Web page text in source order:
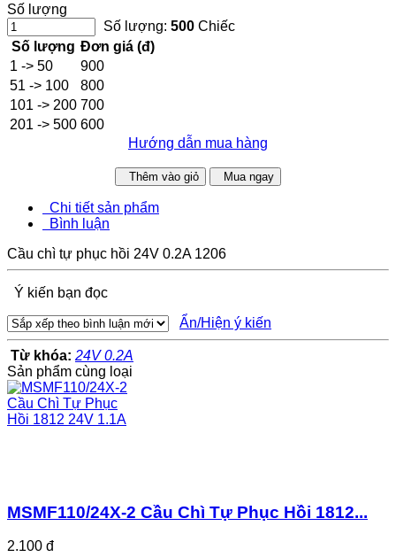
Số lượng
Số lượng: 500 Chiếc
Số lượng Đơn giá (đ)
1 -> 50
900
51 -> 100
800
101 -> 200 700
201 -> 500 600
Hướng dẫn mua hàng
Thêm vào giỏ Mua ngay
Chi tiết sản phẩm
Bình luận
Cầu chì tự phục hồi 24V 0.2A 1206
Ý kiến bạn đọc
Ẩn/Hiện ý kiến
Từ khóa: 24V 0.2A
Sản phẩm cùng loại
MSMF110/24X-2 Cầu Chì Tự Phục Hồi 1812...
2.100 đ